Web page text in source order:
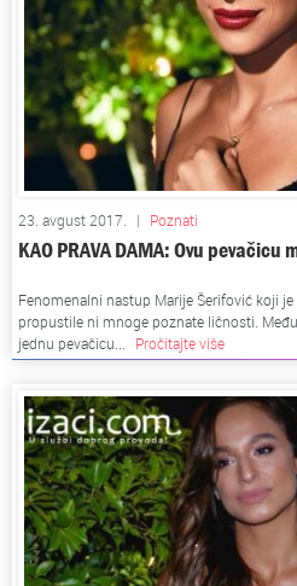
23. avgust 2017. | Poznati
KAO PRAVA DAMA: Ovu
Fenomenalni nastup Marije Šerifović koji
propustile ni mnoge poznate ličnosti.
jednu pevačicu...
Pročitajte više